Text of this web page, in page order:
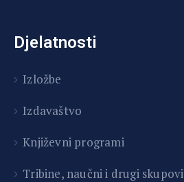
Djelatnosti
Izložbe
Izdavaštvo
Književni programi
Tribine, naučni i drugi skupovi